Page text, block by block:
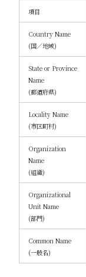
項目
Country Name
(国／地域)
State or Province
Name
(都道府県)
Locality Name
(市区町村)
Organization
Name
(組織)
Organizational
Unit Name
(部門)
Common Name
(一般名)